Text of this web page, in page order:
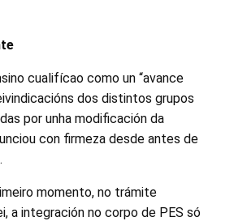
cualifícao como un “avance
dos distintos grupos
por unha modificación da
con firmeza desde antes de
momento, no trámite
a integración no corpo de PES só